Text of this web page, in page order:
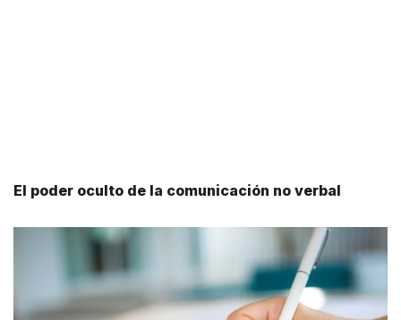
El poder oculto de la comunicación no verbal